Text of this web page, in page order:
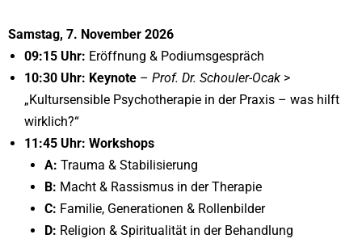
Samstag, 7. November 2026
09:15 Uhr: Eröffnung & Podiumsgespräch
10:30 Uhr: Keynote – Prof. Dr. Schouler-Ocak >
„Kultursensible Psychotherapie in der Praxis – was hilft
wirklich?“
11:45 Uhr: Workshops
A: Trauma & Stabilisierung
B: Macht & Rassismus in der Therapie
C: Familie, Generationen & Rollenbilder
D: Religion & Spiritualität in der Behandlung